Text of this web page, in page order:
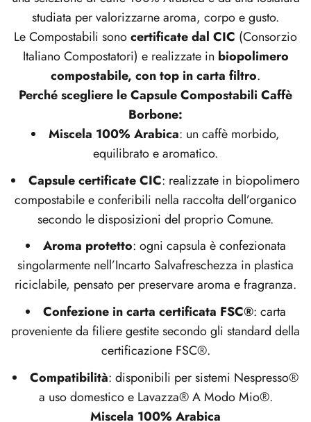
studiata per valorizzarne aroma, corpo e gusto.
Le Compostabili sonocertificate dal CIC (Consorzio
Italiano Compostatori) e realizzate in biopolimero
compostabile, con top in carta filtro.
Perché scegliere le Capsule Compostabili Caffè
Borbone:
Miscela 100% Arabica: un caffè morbido,
equilibrato e aromatico.
Capsule certificate CIC: realizzate in biopolimero
compostabile e conferibili nella raccolta dell’organico
secondo le disposizioni del proprio Comune.
Aroma protetto: ogni capsula è confezionata
singolarmente nell’Incarto Salvafreschezza in plastica
riciclabile, pensato per preservare aroma e fragranza.
Confezione in carta certificata FSC®: carta
proveniente da filiere gestite secondo gli standard della
certificazione FSC®.
Compatibilità: disponibili per sistemi Nespresso®
a uso domestico e Lavazza® A Modo Mio®.
Miscela 100% Arabica